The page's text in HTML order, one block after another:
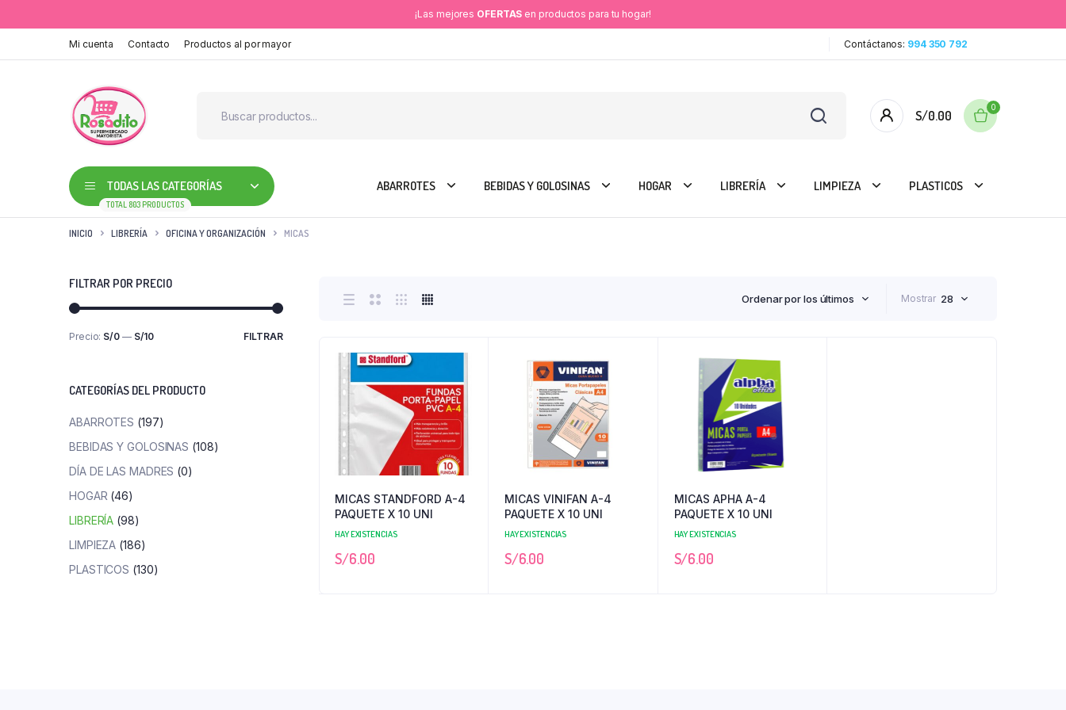
¡Las mejores OFERTAS en productos para tu hogar!
Mi cuenta Contacto Productos al por mayor Contáctanos: 994 350 792
S/0.00
0
TODAS LAS CATEGORÍAS
TOTAL 803 PRODUCTOS
ABARROTES BEBIDAS Y GOLOSINAS HOGAR LIBRERÍA LIMPIEZA PLASTICOS
INICIO LIBRERÍA OFICINA Y ORGANIZACIÓN MICAS
Ordenar por los últimos Mostrar 28
MICAS STANDFORD A-4
PAQUETE X 10 UNI
HAY EXISTENCIAS
S/6.00
MICAS VINIFAN A-4
PAQUETE X 10 UNI
HAY EXISTENCIAS
S/6.00
MICAS APHA A-4
PAQUETE X 10 UNI
HAY EXISTENCIAS
S/6.00
FILTRAR POR PRECIO
Precio
Precio
FILTRAR
Precio: S/0— S/10
CATEGORÍAS DEL PRODUCTO
ABARROTES (197)
BEBIDAS Y GOLOSINAS (108)
DÍA DE LAS MADRES (0)
HOGAR (46)
LIBRERÍA (98)
LIMPIEZA (186)
PLASTICOS (130)